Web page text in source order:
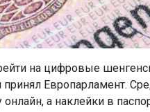
на цифровые
Европарламент.
онлайн, а наклейки в